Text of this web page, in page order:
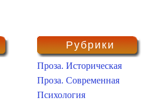
Рубрики
Проза. Историческая
Проза. Современная
Психология